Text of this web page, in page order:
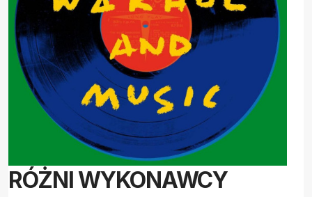
RÓŻNI WYKONAWCY